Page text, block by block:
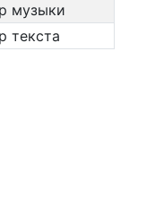
музыки
текста